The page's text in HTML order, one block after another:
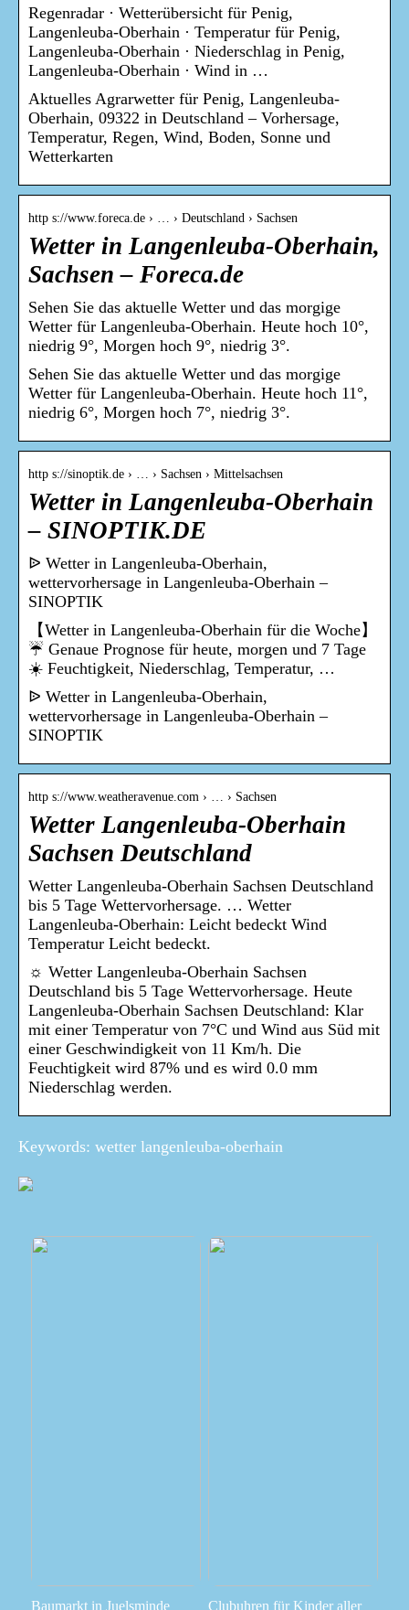
Regenradar · Wetterübersicht für Penig,
Langenleuba-Oberhain · Temperatur für Penig,
Langenleuba-Oberhain · Niederschlag in Penig,
Langenleuba-Oberhain · Wind in …
Aktuelles Agrarwetter für Penig, Langenleuba-
Oberhain, 09322 in Deutschland – Vorhersage,
Temperatur, Regen, Wind, Boden, Sonne und
Wetterkarten
http s://www.foreca.de › … › Deutschland › Sachsen
Wetter in Langenleuba-Oberhain,
Sachsen – Foreca.de
Sehen Sie das aktuelle Wetter und das morgige
Wetter für Langenleuba-Oberhain. Heute hoch 10°,
niedrig 9°, Morgen hoch 9°, niedrig 3°.
Sehen Sie das aktuelle Wetter und das morgige
Wetter für Langenleuba-Oberhain. Heute hoch 11°,
niedrig 6°, Morgen hoch 7°, niedrig 3°.
http s://sinoptik.de › … › Sachsen › Mittelsachsen
Wetter in Langenleuba-Oberhain
– SINOPTIK.DE
ᐉ Wetter in Langenleuba-Oberhain,
wettervorhersage in Langenleuba-Oberhain –
SINOPTIK
【Wetter in Langenleuba-Oberhain für die Woche】
☔ Genaue Prognose für heute, morgen und 7 Tage
☀️ Feuchtigkeit, Niederschlag, Temperatur, …
ᐉ Wetter in Langenleuba-Oberhain,
wettervorhersage in Langenleuba-Oberhain –
SINOPTIK
http s://www.weatheravenue.com › … › Sachsen
Wetter Langenleuba-Oberhain
Sachsen Deutschland
Wetter Langenleuba-Oberhain Sachsen Deutschland
bis 5 Tage Wettervorhersage. … Wetter
Langenleuba-Oberhain: Leicht bedeckt Wind
Temperatur Leicht bedeckt.
☼ Wetter Langenleuba-Oberhain Sachsen
Deutschland bis 5 Tage Wettervorhersage. Heute
Langenleuba-Oberhain Sachsen Deutschland: Klar
mit einer Temperatur von 7°C und Wind aus Süd mit
einer Geschwindigkeit von 11 Km/h. Die
Feuchtigkeit wird 87% und es wird 0.0 mm
Niederschlag werden.
Keywords: wetter langenleuba-oberhain
Baumarkt in Juelsminde Clubuhren für Kinder aller